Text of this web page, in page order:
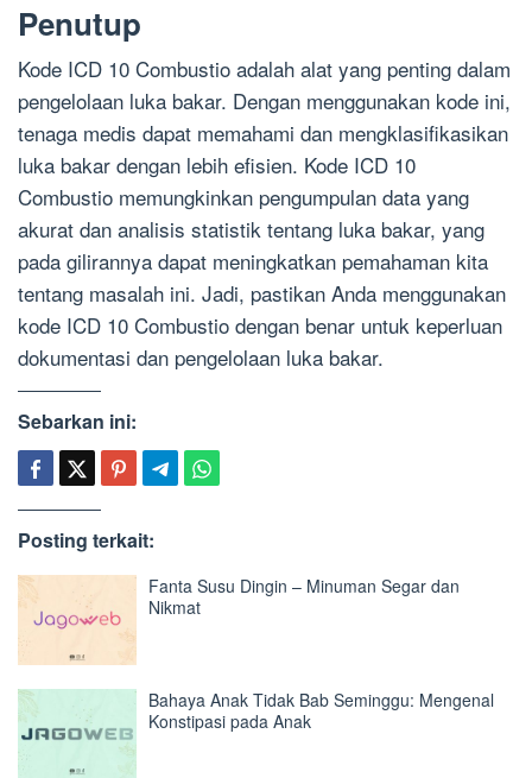
Penutup
Kode ICD 10 Combustio adalah alat yang penting dalam
pengelolaan luka bakar. Dengan menggunakan kode ini,
tenaga medis dapat memahami dan mengklasifikasikan
luka bakar dengan lebih efisien. Kode ICD 10
Combustio memungkinkan pengumpulan data yang
akurat dan analisis statistik tentang luka bakar, yang
pada gilirannya dapat meningkatkan pemahaman kita
tentang masalah ini. Jadi, pastikan Anda menggunakan
kode ICD 10 Combustio dengan benar untuk keperluan
dokumentasi dan pengelolaan luka bakar.
Sebarkan ini:
Posting terkait:
Fanta Susu Dingin – Minuman Segar dan
Nikmat
Bahaya Anak Tidak Bab Seminggu: Mengenal
Konstipasi pada Anak